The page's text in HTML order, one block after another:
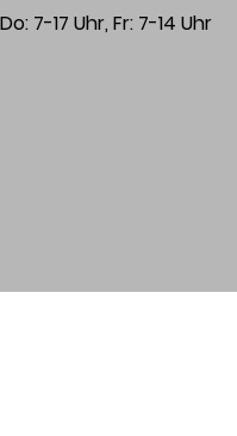
7-17 Uhr, Fr: 7-14 Uhr